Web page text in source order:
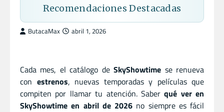
Recomendaciones Destacadas
ButacaMax abril 1, 2026
Cada mes, el catálogo deSkyShowtime se renueva
con estrenos, nuevas temporadas y películas que
compiten por llamar tu atención. Saberqué ver en
SkyShowtime en abril de 2026 no siempre es fácil